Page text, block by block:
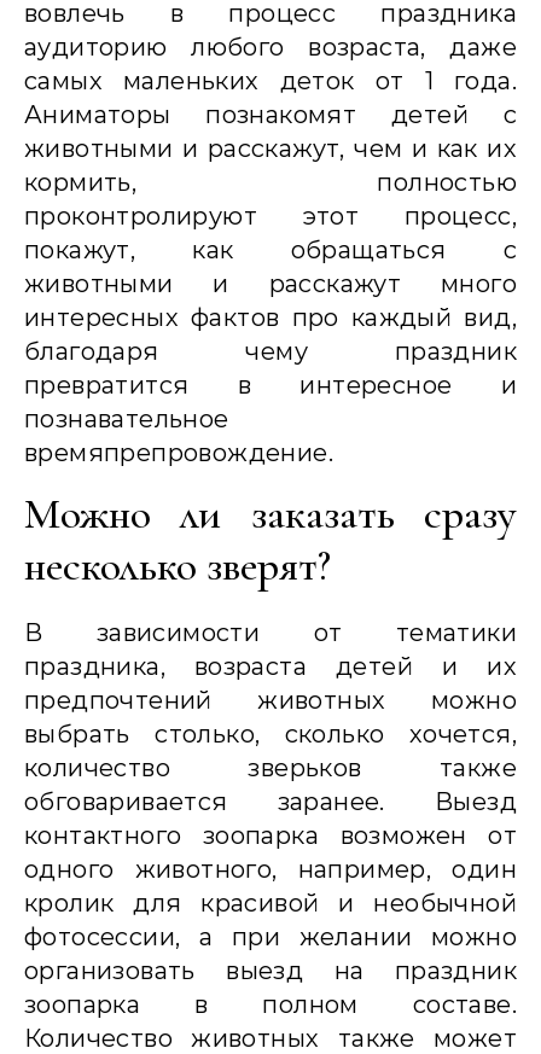
вовлечь в процесс праздника
аудиторию любого возраста, даже
самых маленьких деток от 1 года.
Аниматоры познакомят детей с
животными и расскажут, чем и как их
кормить, полностью
проконтролируют этот процесс,
покажут, как обращаться с
животными и расскажут много
интересных фактов про каждый вид,
благодаря чему праздник
превратится в интересное и
познавательное
времяпрепровождение.
Можно ли заказать сразу
несколько зверят?
В зависимости от тематики
праздника, возраста детей и их
предпочтений животных можно
выбрать столько, сколько хочется,
количество зверьков также
обговаривается заранее. Выезд
контактного зоопарка возможен от
одного животного, например, один
кролик для красивой и необычной
фотосессии, а при желании можно
организовать выезд на праздник
зоопарка в полном составе.
Количество животных также может